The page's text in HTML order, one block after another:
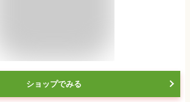
ショップでみる